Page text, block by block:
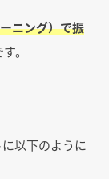
ニング）で振
。
以下のように